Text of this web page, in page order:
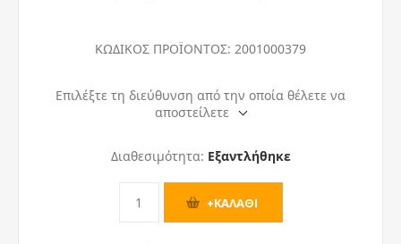
ΚΩΔΙΚΟΣ ΠΡΟΪΟΝΤΟΣ: 2001000379
Επιλέξτε τη διεύθυνση από την οποία θέλετε να
αποστείλετε
Διαθεσιμότητα: Εξαντλήθηκε